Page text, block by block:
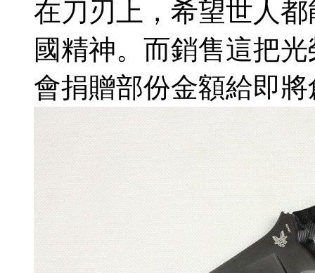
在刀刃上，希望世人
國精神。而銷售這把光
會捐贈部份金額給即